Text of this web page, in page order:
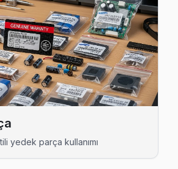
Servis
TV ses ama görüntü yok sorununu
Merkezi →
Servis Hizmet Bölgesi
gelen Yumatu TV tamir servisi
yedek parça kullanımı